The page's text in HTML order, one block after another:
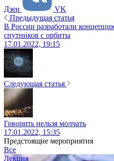
Дзен
VK
Предыдущая статья
В России разработали
спутников с орбиты
17.01.2022, 19:15
Следующая статья
Говорить нельзя молчать
17.01.2022, 15:35
Предстоящие мероприятия
Все
Лекция